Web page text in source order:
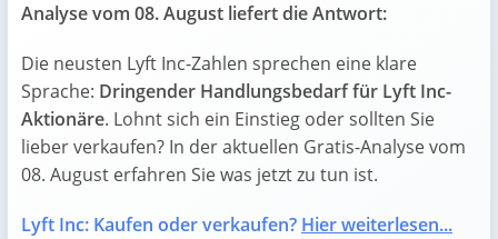
Analyse vom 08. August liefert die Antwort:
Die neusten Lyft Inc-Zahlen sprechen eine klare
Sprache: Dringender Handlungsbedarf für Lyft Inc-
Aktionäre. Lohnt sich ein Einstieg oder sollten Sie
lieber verkaufen? In der aktuellen Gratis-Analyse vom
08. August erfahren Sie was jetzt zu tun ist.
Lyft Inc: Kaufen oder verkaufen? Hier weiterlesen...